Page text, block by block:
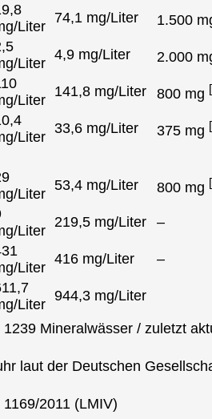
Liter
74,1 mg/Liter 1.500
Liter
4,9 mg/Liter 2.000
Liter
141,8 mg/Liter 800 mg
Liter
33,6 mg/Liter 375 mg
Liter
53,4 mg/Liter 800 mg
Liter
219,5 mg/Liter
–
Liter
416 mg/Liter
–
Liter
944,3 mg/Liter
Mineralwässer / zuletzt
laut der Deutschen
2011 (LMIV)